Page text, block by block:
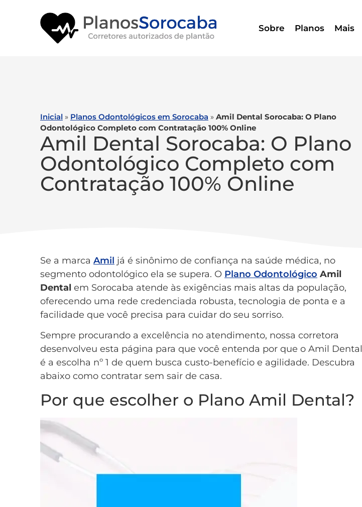
Sobre Planos Mais
Inicial » Planos Odontológicos em Sorocaba » Amil Dental Sorocaba: O Plano
Odontológico Completo com Contratação 100% Online
Amil Dental Sorocaba: O Plano
Odontológico Completo com
Contratação 100% Online
Se a marca Amil já é sinônimo de confiança na saúde médica, no
segmento odontológico ela se supera. O Plano Odontológico Amil
Dental em Sorocaba atende às exigências mais altas da população,
oferecendo uma rede credenciada robusta, tecnologia de ponta e a
facilidade que você precisa para cuidar do seu sorriso.
Sempre procurando a excelência no atendimento, nossa corretora
desenvolveu esta página para que você entenda por que o Amil Dental
é a escolha nº 1 de quem busca custo-benefício e agilidade. Descubra
abaixo como contratar sem sair de casa.
Por que escolher o Plano Amil Dental?